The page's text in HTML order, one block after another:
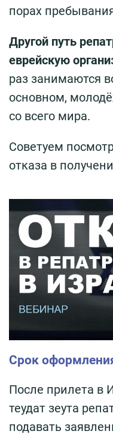
порах
Другой путь
еврейскую
раз занимаются
основном,
со всего мира.
Советуем
отказа в
Срок
После прилета в
теудат зеута
подавать